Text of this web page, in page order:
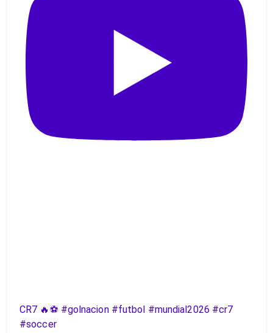
CR7 🔥⚽️ #golnacion #futbol #mundial2026 #cr7
#soccer